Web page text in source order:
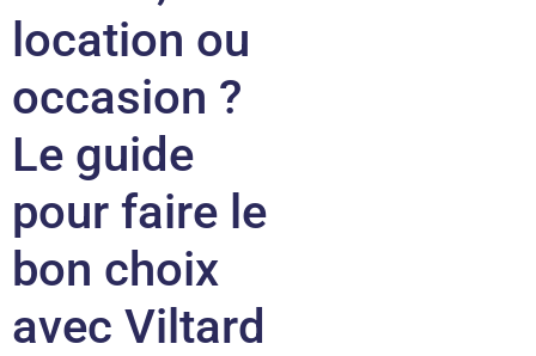
location ou
occasion ?
Le guide
pour faire le
bon choix
avec Viltard